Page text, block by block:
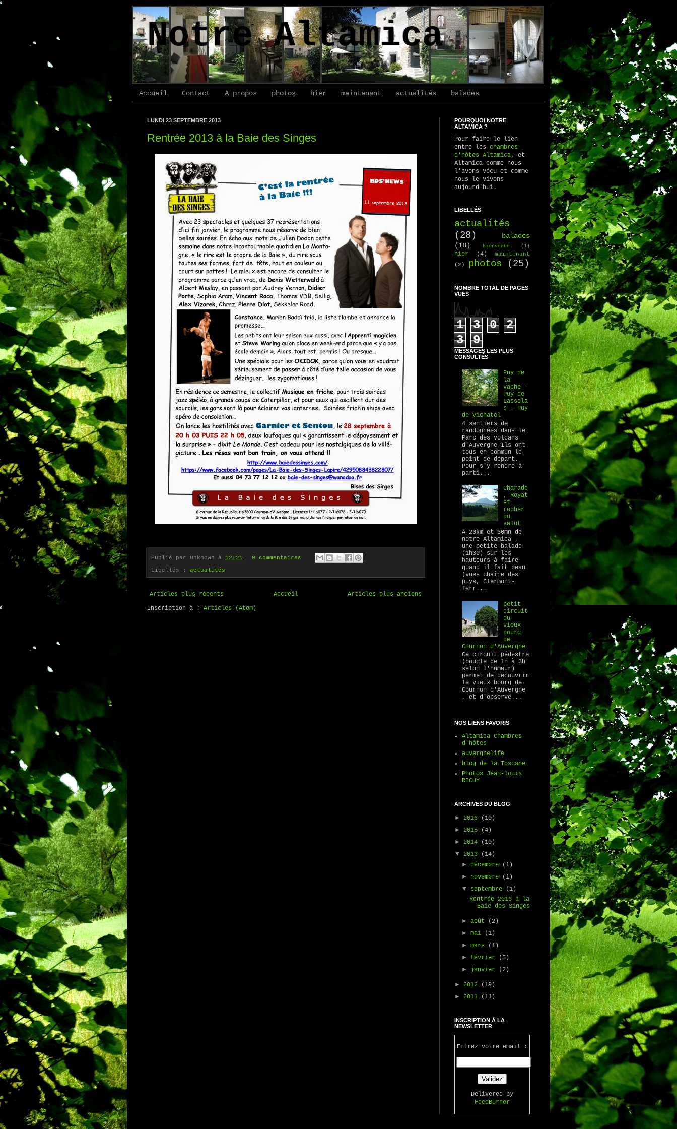
Notre Altamica
Accueil Contact A propos photos hier maintenant actualités balades
LUNDI 23 SEPTEMBRE 2013
Rentrée 2013 à la Baie des Singes
Publié par Unknown à 12:21
0 commentaires
Libellés : actualités
Articles plus récents Articles plus anciens
Accueil
Inscription à : Articles (Atom)
POURQUOI NOTRE
ALTAMICA ?
Pour faire le lien
entre les chambres
d'hôtes Altamica, et
Altamica comme nous
l'avons vécu et comme
nous le vivons
aujourd'hui.
LIBELLÉS
actualités
(28)
balades
(18)
Bienvenue (1)
hier (4)
maintenant
(2)
photos (25)
NOMBRE TOTAL DE PAGES
VUES
1 3 0
2
3
9
MESSAGES LES PLUS
CONSULTÉS
Puy de
la
vache -
Puy de
Lassola
s - Puy
de Vichatel
4 sentiers de
randonnées dans le
Parc des volcans
d'Auvergne Ils ont
tous en commun le
point de départ.
Pour s'y rendre à
parti...
Charade
, Royat
et
rocher
du
salut
A 20km et 30mn de
notre Altamica ,
une petite balade
(1h30) sur les
hauteurs à faire
quand il fait beau
(vues chaîne des
puys, Clermont-
ferr...
petit
circuit
du
vieux
bourg
de
Cournon d'Auvergne
Ce circuit pédestre
(boucle de 1h à 3h
selon l'humeur)
permet de découvrir
le vieux bourg de
Cournon d'Auvergne
, et d'observe...
NOS LIENS FAVORIS
Altamica Chambres
d'hôtes
auvergnelife
blog de la Toscane
Photos Jean-louis
RICHY
ARCHIVES DU BLOG
► 2016
(10)
► 2015
(4)
► 2014
(10)
▼ 2013
(14)
►décembre
(1)
► novembre
(1)
▼ septembre
(1)
Rentrée 2013 à la
Baie des Singes
►août
(2)
►mai
(1)
►mars
(1)
►février
(5)
► janvier (2)
► 2012
(19)
► 2011 (11)
INSCRIPTION À LA
NEWSLETTER
Entrez votre email :
Delivered by
FeedBurner